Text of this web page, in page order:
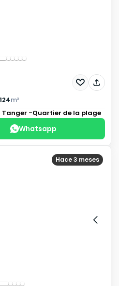
124m²
Tanger -Quartier de la plage
Whatsapp
Hace 3 meses